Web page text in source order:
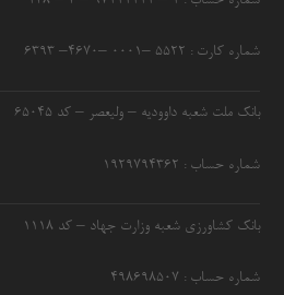
شماره کارت : ۵۵۲۲ –۰۰۰۱ –۴۶۷۰– ۶۳۹۳
بانک ملت شعبه داوودیه – ولیعصر – کد ۶۵۰۴۵
شماره حساب : ۱۹۲۹۷۹۴۳۶۲
بانک کشاورزی شعبه وزارت جهاد – کد 1118
شماره حساب : ۴۹۸۶۹۸۵۰۷